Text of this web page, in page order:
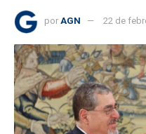
por AGN 22 de